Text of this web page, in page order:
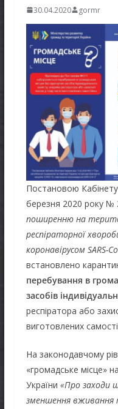
30.04.2020 gormr
Постановою Кабінету
березня 2020 року №
поширенню на
респіраторної
коронавірусом SARS-
встановлено
перебування в
засобів
респіратора або
виготовлених
На законодавчому
«громадське місце»
України «Про заходи
зменшення вживання